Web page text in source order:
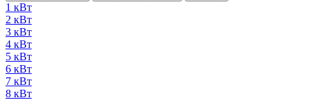
1 кВт
2 кВт
3 кВт
4 кВт
5 кВт
6 кВт
7 кВт
8 кВт